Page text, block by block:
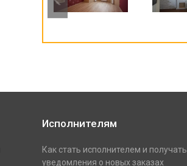
Исполнителям
Как стать исполнителем и получать
уведомления о новых заказах